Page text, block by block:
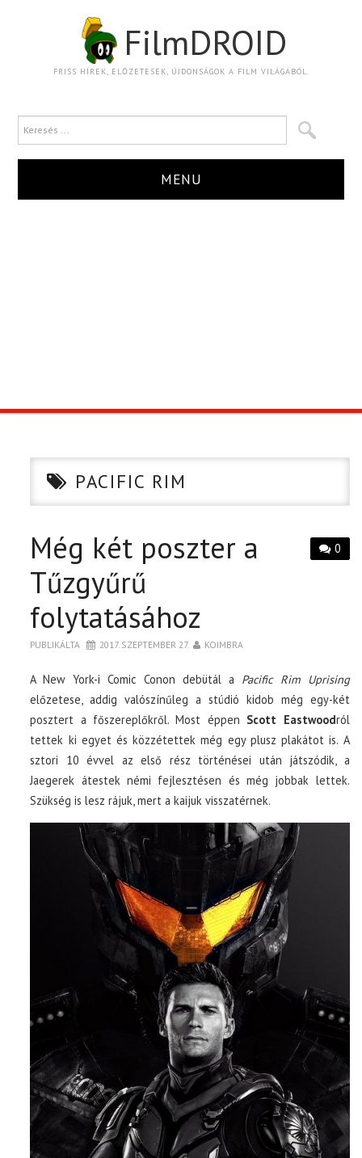
FilmDROID
FRISS HÍREK, ELŐZETESEK, ÚJDONSÁGOK A FILM VILÁGÁBÓL.
MENU
CIKK
PÓLÓ RENDELÉS
PACIFIC RIM
0
Még két poszter a
Tűzgyűrű
folytatásához
PUBLIKÁLTA 2017. SZEPTEMBER 27. KOIMBRA
A New York-i Comic Conon debütál a Pacific Rim Uprising
előzetese, addig valószínűleg a stúdió kidob még egy-két
posztert a főszereplőkről. Most éppen Scott Eastwoodról
tettek ki egyet és közzétettek még egy plusz plakátot is. A
sztori 10 évvel az első rész történései után játszódik, a
Jaegerek átestek némi fejlesztésen és még jobbak lettek.
Szükség is lesz rájuk, mert a kaijuk visszatérnek.